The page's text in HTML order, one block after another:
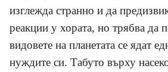
изглежда странно и да
реакции у хората, но трябва да
видовете на планетата се ядат
нуждите си. Табуто върху